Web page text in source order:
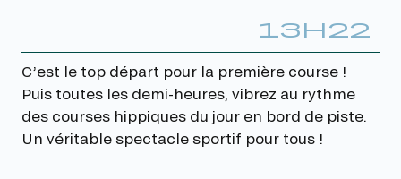
13H22
C’est le top départ pour la première course !
Puis toutes les demi-heures, vibrez au rythme
des courses hippiques du jour en bord de piste.
Un véritable spectacle sportif pour tous !